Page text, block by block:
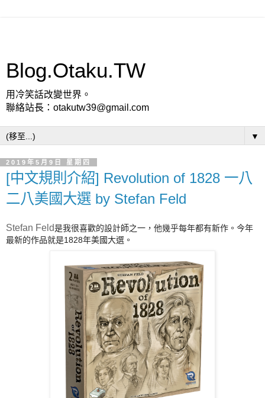
Blog.Otaku.TW
用冷笑話改變世界。
聯絡站長：otakutw39@gmail.com
▼
2019年5月9日 星期四
[中文規則介紹] Revolution of 1828 一八
二八美國大選 by Stefan Feld
Stefan Feld是我很喜歡的設計師之一，他幾乎每年都有新作。今年
最新的作品就是1828年美國大選。